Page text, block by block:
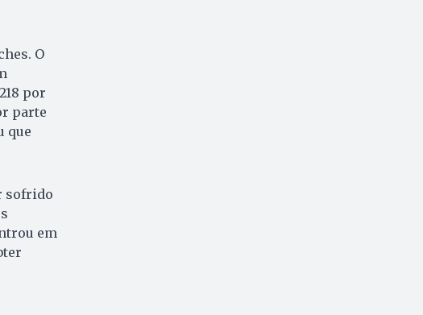
O
por
parte
que
sofrido
em